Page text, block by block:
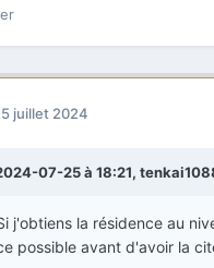
juillet 2024
07-25 à 18:21,
j'obtiens la résidence au
possible avant d'avoir la